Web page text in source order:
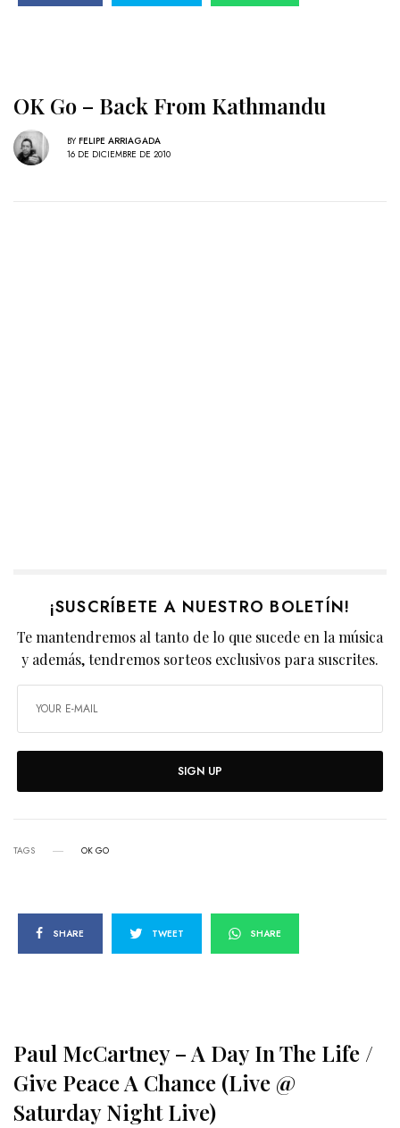
OK Go – Back From Kathmandu
BY FELIPE ARRIAGADA
16 DE DICIEMBRE DE 2010
¡SUSCRÍBETE A NUESTRO BOLETÍN!
Te mantendremos al tanto de lo que sucede en la música
y además, tendremos sorteos exclusivos para suscrites.
SIGN UP
TAGS OK GO
SHARE TWEET SHARE
Paul McCartney – A Day In The Life /
Give Peace A Chance (Live @
Saturday Night Live)